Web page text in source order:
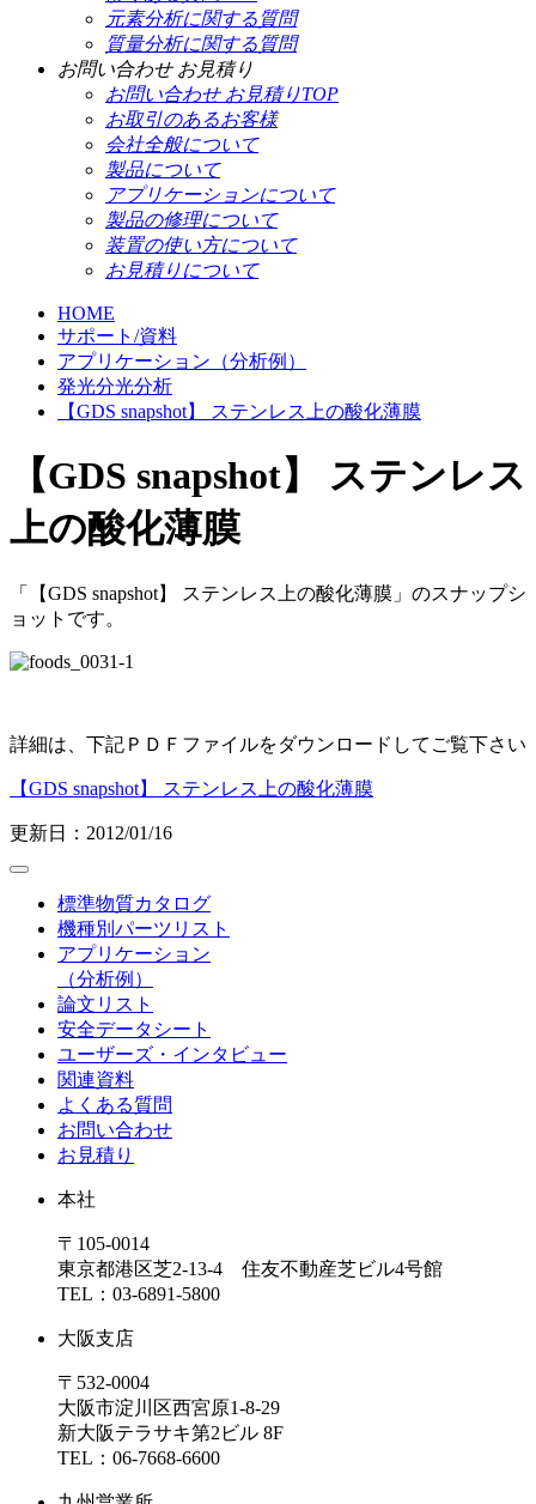
元素分析に関する質問
質量分析に関する質問
お問い合わせ お見積り
お問い合わせ お見積りTOP
お取引のあるお客様
会社全般について
製品について
アプリケーションについて
製品の修理について
装置の使い方について
お見積りについて
HOME
サポート/資料
アプリケーション（分析例）
発光分光分析
【GDS snapshot】 ステンレス上の酸化薄膜
【GDS snapshot】 ステンレス
上の酸化薄膜
「【GDS snapshot】 ステンレス上の酸化薄膜」のスナップシ
ョットです。
詳細は、下記ＰＤＦファイルをダウンロードしてご覧下さい
【GDS snapshot】 ステンレス上の酸化薄膜
更新日：2012/01/16
標準物質カタログ
機種別パーツリスト
アプリケーション
（分析例）
論文リスト
安全データシート
ユーザーズ・インタビュー
関連資料
よくある質問
お問い合わせ
お見積り
本社
〒105-0014
東京都港区芝2-13-4 住友不動産芝ビル4号館
TEL：03-6891-5800
大阪支店
〒532-0004
大阪市淀川区西宮原1-8-29
新大阪テラサキ第2ビル 8F
TEL：06-7668-6600